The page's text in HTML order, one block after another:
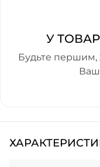
У
Будьте першим,